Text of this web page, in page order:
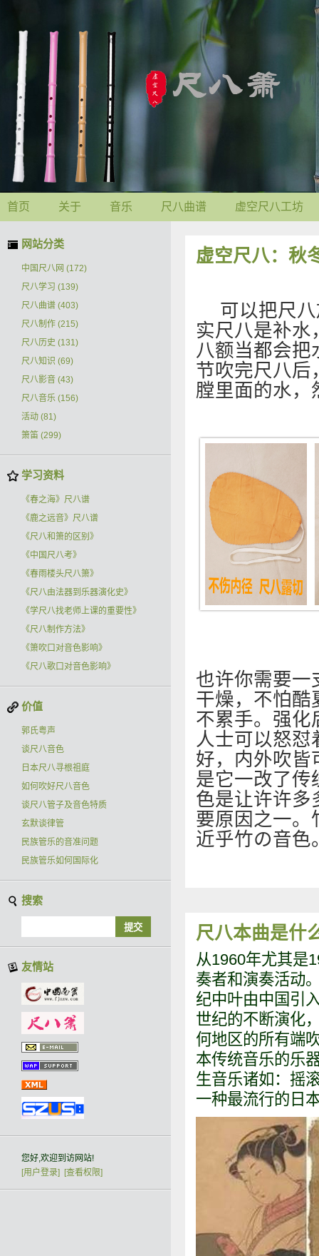
首页 关于 音乐 尺八曲谱 虚空尺八工坊
虚空尺八：秋
可以把尺
实尺八是补水
八额当都会把
节吹完尺八后
膛里面的水，
也许你需要一
干燥，不怕酷
不累手。强化
人士可以怒
好，内外吹皆
是它一改了传
色是让许许多
要原因之一。
近乎竹の音色
尺八本曲是什
从1960年尤其是
奏者和演奏活动
纪中叶由中国引
世纪的不断演化
何地区的所有端
本传统音乐的乐
生音乐诸如：摇
一种最流行的日
网站分类
中国尺八网 (172)
尺八学习 (139)
尺八曲谱 (403)
尺八制作 (215)
尺八历史 (131)
尺八知识 (69)
尺八影音 (43)
尺八音乐 (156)
活动 (81)
箫笛 (299)
学习资料
《春之海》尺八谱
《鹿之远音》尺八谱
《尺八和箫的区别》
《中国尺八考》
《春雨楼头尺八箫》
《尺八由法器到乐器演化史》
《学尺八找老师上课的重要性》
《尺八制作方法》
《箫吹口对音色影响》
《尺八歌口对音色影响》
价值
郭氏粤声
谈尺八音色
日本尺八寻根祖庭
如何吹好尺八音色
谈尺八管子及音色特质
玄默谈律管
民族管乐的音准问题
民族管乐如何国际化
搜索
友情站
您好,欢迎到访网站!
[用户登录]
[查看权限]